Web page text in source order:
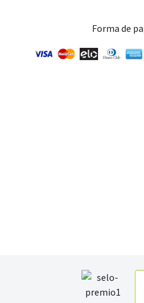
Forma de